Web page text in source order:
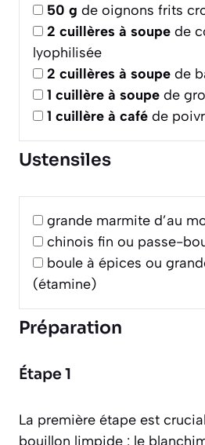
50 g de oignons frits
2 cuillères à soupe de
lyophilisée
2 cuillères à soupe de
1 cuillère à soupe de
1 cuillère à café de
Ustensiles
grande marmite d’au
chinois fin ou passe-
boule à épices ou
(étamine)
Préparation
Étape 1
La première étape est
bouillon limpide : le